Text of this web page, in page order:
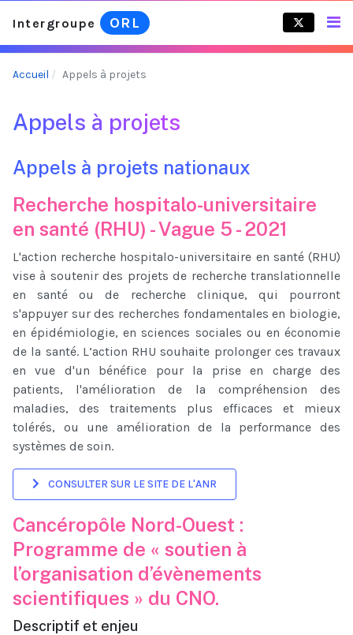
Intergroupe ORL
Accueil Appels à projets
Appels à projets
Appels à projets nationaux
Recherche hospitalo-universitaire
en santé (RHU) - Vague 5 - 2021
L'action recherche hospitalo-universitaire en santé (RHU)
vise à soutenir des projets de recherche translationnelle
en santé ou de recherche clinique, qui pourront
s'appuyer sur des recherches fondamentales en biologie,
en épidémiologie, en sciences sociales ou en économie
de la santé. L’action RHU souhaite prolonger ces travaux
en vue d'un bénéfice pour la prise en charge des
patients, l'amélioration de la compréhension des
maladies, des traitements plus efficaces et mieux
tolérés, ou une amélioration de la performance des
systèmes de soin.
CONSULTER SUR LE SITE DE L'ANR
Cancéropôle Nord-Ouest :
Programme de « soutien à
l’organisation d’évènements
scientifiques » du CNO.
Descriptif et enjeu